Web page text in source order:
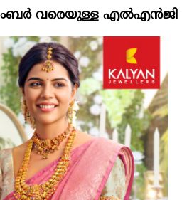
എൽഎൻജി വിതരണം